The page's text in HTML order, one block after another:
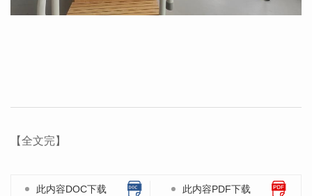
【全文完】
此内容DOC下载 此内容PDF下载